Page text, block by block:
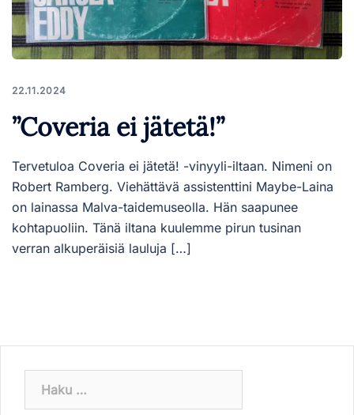
22.11.2024
”Coveria ei jätetä!”
Tervetuloa Coveria ei jätetä! -vinyyli-iltaan. Nimeni on
Robert Ramberg. Viehättävä assistenttini Maybe-Laina
on lainassa Malva-taidemuseolla. Hän saapunee
kohtapuoliin. Tänä iltana kuulemme pirun tusinan
verran alkuperäisiä lauluja […]